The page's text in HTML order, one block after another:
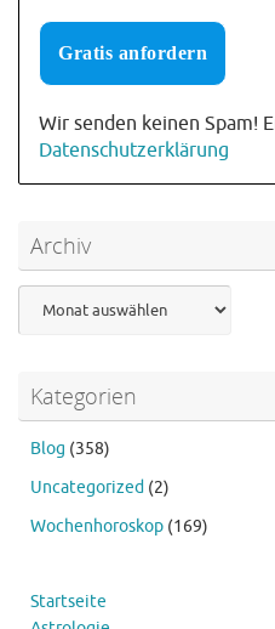
Wir senden keinen Spam!
Datenschutzerklärung
Archiv
Kategorien
Blog (358)
Uncategorized (2)
Wochenhoroskop (169)
Startseite